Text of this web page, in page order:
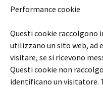
Performance cookie
Questi cookie raccolgono
utilizzano un sito web, ad
visitare, se si ricevono
Questi cookie non
identificano un